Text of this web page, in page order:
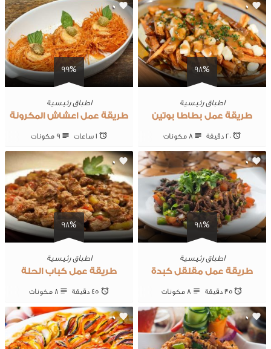
98%
0
اطباق رئيسية
طريقة عمل بطاطا بوتين
20 ‎دقيقة 8 ‎مكونات
99%
0
اطباق رئيسية
طريقة عمل اعشاش المكرونة
1 ساعات 9 ‎مكونات
98%
0
اطباق رئيسية
طريقة عمل مقلقل كبدة
35 ‎دقيقة 8 ‎مكونات
98%
0
اطباق رئيسية
طريقة عمل كباب الحلة
45 ‎دقيقة 8 ‎مكونات
0
0